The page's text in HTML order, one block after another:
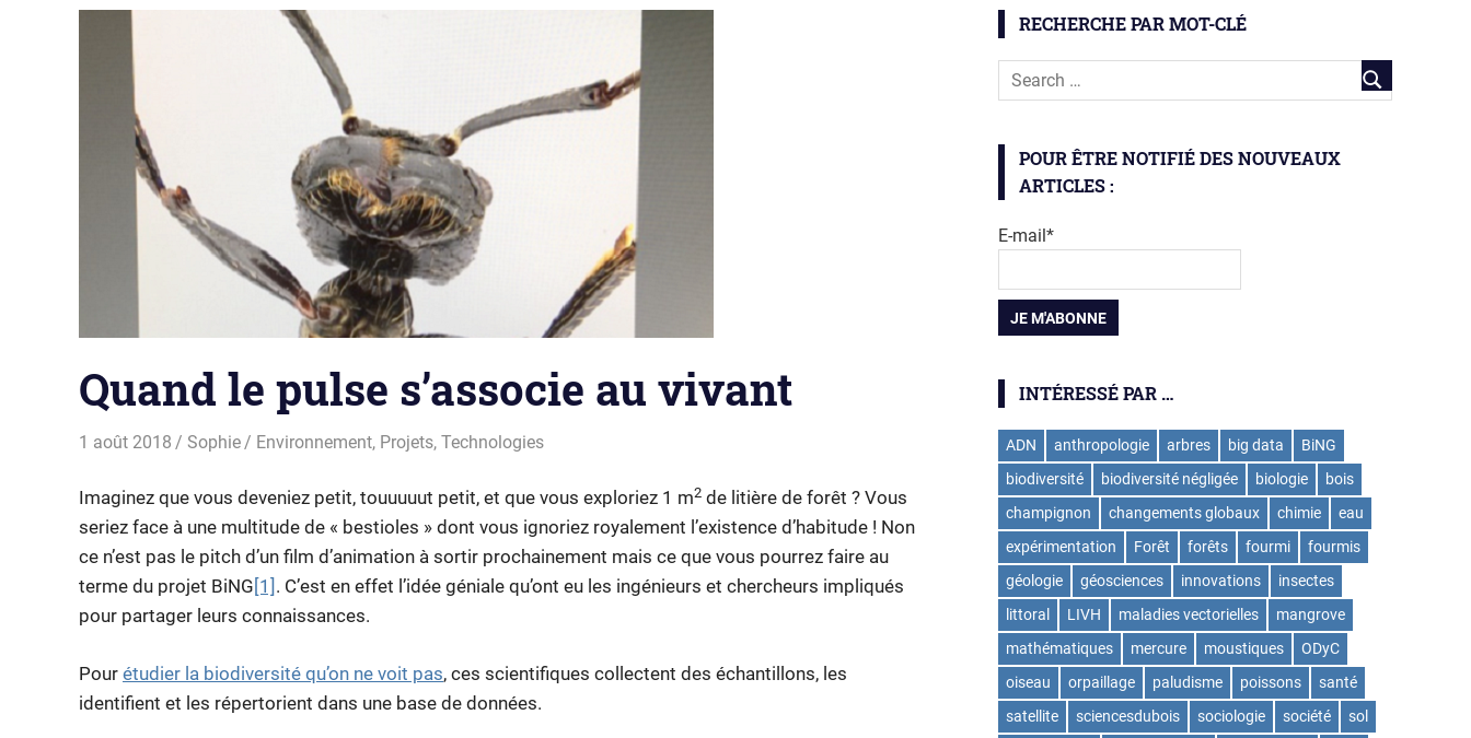
Quand le pulse s’associe au vivant
1 août 2018 Sophie Environnement, Projets,Technologies
Imaginez que vous deveniez petit, touuuuut petit, et que vous exploriez 1 m2 de litière de forêt ? Vous
seriez face à une multitude de « bestioles » dont vous ignoriez royalement l’existence d’habitude ! Non
ce n’est pas le pitch d’un film d’animation à sortir prochainement mais ce que vous pourrez faire au
terme du projet BiNG [1] . C’est en effet l’idée géniale qu’ont eu les ingénieurs et chercheurs impliqués
pour partager leurs connaissances.
Pour étudier la biodiversité qu’on ne voit pas, ces scientifiques collectent des échantillons, les
identifient et les répertorient dans une base de données.
RECHERCHE PAR MOT-CLÉ
POUR ÊTRE NOTIFIÉ DES NOUVEAUX
ARTICLES :
E-mail*
INTÉRESSÉ PAR …
ADN anthropologie arbres big data
BiNG
biodiversité
biodiversité négligée biologie
bois
champignon
changements globaux chimie
eau
expérimentation
Forêt forêts fourmi
fourmis
géologie
géosciences innovations
insectes
littoral
LIVH maladies vectorielles
mangrove
mathématiques
mercure moustiques
ODyC
oiseau
orpaillage paludisme poissons
santé
satellite
sciencesdubois sociologie société
sol